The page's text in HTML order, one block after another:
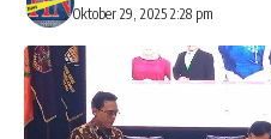
Oktober 29, 2025 2:28 pm